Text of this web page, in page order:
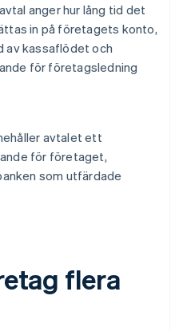
anger hur lång tid det
in på företagets konto,
av kassaflödet och
för företagsledning
avtalet ett
för företaget,
som utfärdade
flera